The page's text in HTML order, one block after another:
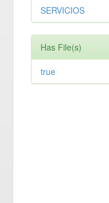
SERVICIOS
Has File(s)
true